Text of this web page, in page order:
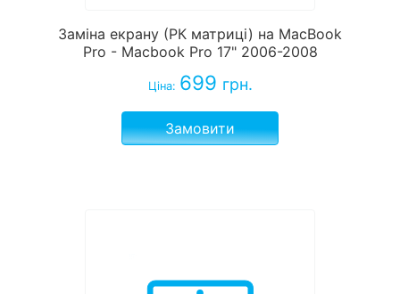
Заміна екрану (РК матриці) на MacBook
Pro - Macbook Pro 17" 2006-2008
Ціна: 699 грн.
Замовити